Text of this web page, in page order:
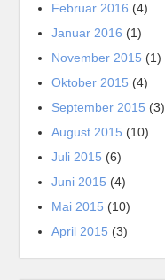
Februar 2016 (4)
Januar 2016 (1)
November 2015 (1)
Oktober 2015 (4)
September 2015 (3)
August 2015 (10)
Juli 2015 (6)
Juni 2015 (4)
Mai 2015 (10)
April 2015 (3)